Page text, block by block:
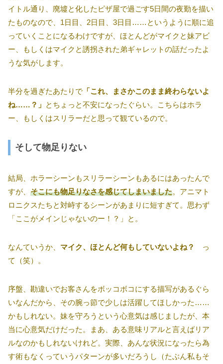
イトル通り、廃墟と化したピザ屋で過ごす5日間の夜勤を描い
たものなので、1日目、2日目、3日目……というように順に追
っていくことになるわけですが、ほとんどがマイクと妹アビ
ー、もしくはマイクと誘拐された弟ギャレットの話だったよ
うな気がします。
半分を過ぎたあたりで 「これ、まさかこのまま終わらないよ
ね……？」 とちょっと不安になったぐらい。こちらはホラ
ー、もしくはスリラーだと思って観ているので。
そして物足りない
結局、ホラーシーンもスリラーシーンもあるにはあったんで
すが、 そこにも物足りなさを感じてしまいました。アニマト
ロニクスたちと対峙するシーンがあまりに短すぎて。思わず
「ここがメインじゃないのー！？」と。
なんていうか、 マイク、ほとんど何もしていないよね？
っ
て（笑）。
序盤、勘違いでお客さんをボッコボコにする描写があるぐら
いなんだから、その腕っ節で少しは活躍してほしかった……
かもしれない。妹を守ろうという心意気は感じましたが、本
当に心意気だけだった。まあ、ある意味リアルと言えばリア
ルなのかもしれないけれど。実際、あんな状況になったら為
す術もなくっていうパターンが多いだろうし（たぶん私もそ